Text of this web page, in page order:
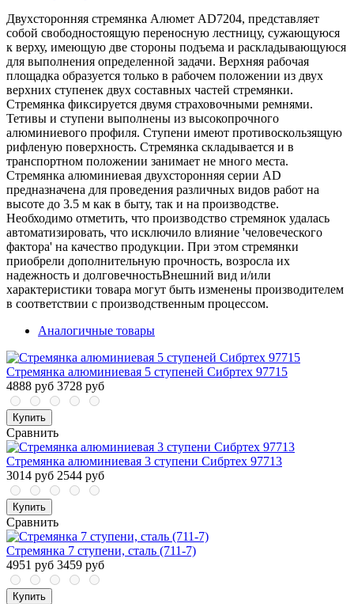
Двухсторонняя стремянка Алюмет AD7204, представляет
собой свободностоящую переносную лестницу, сужающуюся
к верху, имеющую две стороны подъема и раскладывающуюся
для выполнения определенной задачи. Верхняя рабочая
площадка образуется только в рабочем положении из двух
верхних ступенек двух составных частей стремянки.
Стремянка фиксируется двумя страховочными ремнями.
Тетивы и ступени выполнены из высокопрочного
алюминиевого профиля. Ступени имеют противоскользящую
рифленую поверхность. Стремянка складывается и в
транспортном положении занимает не много места.
Стремянка алюминиевая двухсторонняя серии АD
предназначена для проведения различных видов работ на
высоте до 3.5 м как в быту, так и на производстве.
Необходимо отметить, что производство стремянок удалась
автоматизировать, что исключило влияние 'человеческого
фактора' на качество продукции. При этом стремянки
приобрели дополнительную прочность, возросла их
надежность и долговечностьВнешний вид и/или
характеристики товара могут быть изменены производителем
в соответствии с производственным процессом.
Аналогичные товары
Стремянка алюминиевая 5 ступеней Сибртех 97715
4888 руб 3728 руб
Купить
Сравнить
Стремянка алюминиевая 3 ступени Сибртех 97713
3014 руб 2544 руб
Купить
Сравнить
Стремянка 7 ступени, сталь (711-7)
4951 руб 3459 руб
Купить